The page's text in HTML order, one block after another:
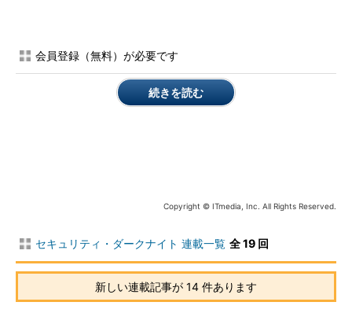
展開後のファイルもどういった種類のファイルか分からないた
め、再度、「file」コマンドを実行しよう。結果は下図の通りで
ある。
会員登録（無料）が必要です
続きを読む
Copyright © ITmedia, Inc. All Rights Reserved.
セキュリティ・ダークナイト 連載一覧 全 19 回
新しい連載記事が 14 件あります